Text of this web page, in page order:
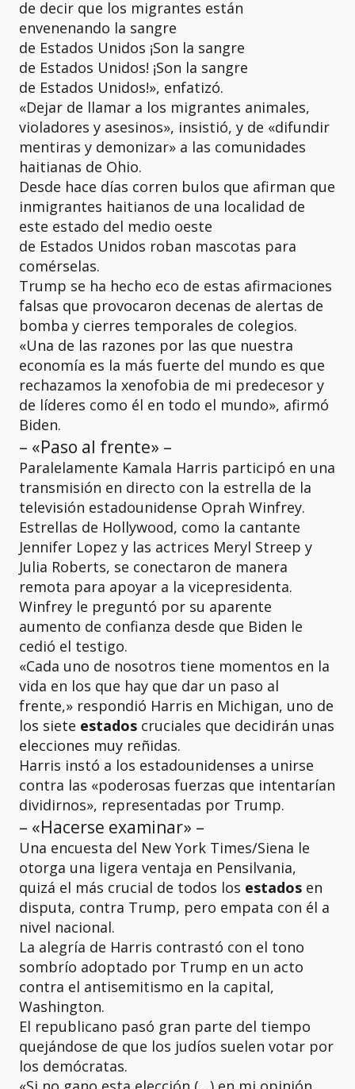
de decir que los migrantes están
envenenando la sangre
de Estados Unidos ¡Son la sangre
de Estados Unidos! ¡Son la sangre
de Estados Unidos!», enfatizó.
«Dejar de llamar a los migrantes animales,
violadores y asesinos», insistió, y de «difundir
mentiras y demonizar» a las comunidades
haitianas de Ohio.
Desde hace días corren bulos que afirman que
inmigrantes haitianos de una localidad de
este estado del medio oeste
de Estados Unidos roban mascotas para
comérselas.
Trump se ha hecho eco de estas afirmaciones
falsas que provocaron decenas de alertas de
bomba y cierres temporales de colegios.
«Una de las razones por las que nuestra
economía es la más fuerte del mundo es que
rechazamos la xenofobia de mi predecesor y
de líderes como él en todo el mundo», afirmó
Biden.
– «Paso al frente» –
Paralelamente Kamala Harris participó en una
transmisión en directo con la estrella de la
televisión estadounidense Oprah Winfrey.
Estrellas de Hollywood, como la cantante
Jennifer Lopez y las actrices Meryl Streep y
Julia Roberts, se conectaron de manera
remota para apoyar a la vicepresidenta.
Winfrey le preguntó por su aparente
aumento de confianza desde que Biden le
cedió el testigo.
«Cada uno de nosotros tiene momentos en la
vida en los que hay que dar un paso al
frente,» respondió Harris en Michigan, uno de
los siete estados cruciales que decidirán unas
elecciones muy reñidas.
Harris instó a los estadounidenses a unirse
contra las «poderosas fuerzas que intentarían
dividirnos», representadas por Trump.
– «Hacerse examinar» –
Una encuesta del New York Times/Siena le
otorga una ligera ventaja en Pensilvania,
quizá el más crucial de todos los estados en
disputa, contra Trump, pero empata con él a
nivel nacional.
La alegría de Harris contrastó con el tono
sombrío adoptado por Trump en un acto
contra el antisemitismo en la capital,
Washington.
El republicano pasó gran parte del tiempo
quejándose de que los judíos suelen votar por
los demócratas.